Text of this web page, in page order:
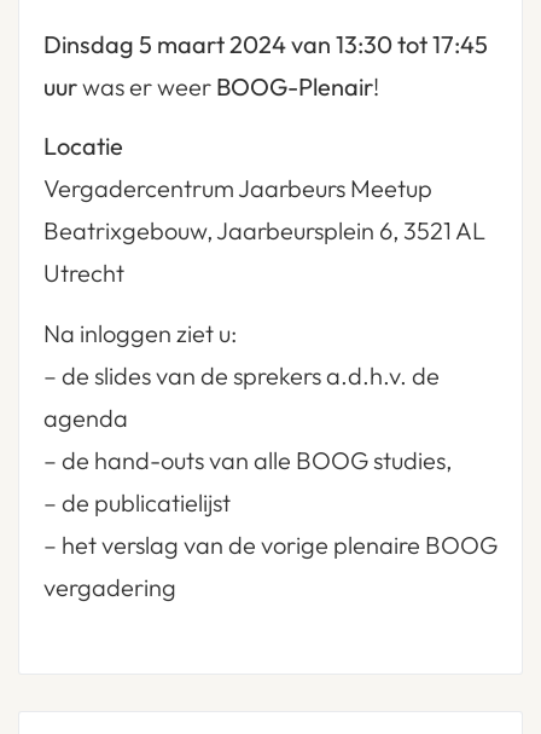
Dinsdag 5 maart 2024 van 13:30 tot 17:45
uurwas er weer BOOG-Plenair!
Locatie
Vergadercentrum Jaarbeurs Meetup
Beatrixgebouw, Jaarbeursplein 6, 3521 AL
Utrecht
Na inloggen ziet u:
– de slides van de sprekers a.d.h.v. de
agenda
– de hand-outs van alle BOOG studies,
– de publicatielijst
– het verslag van de vorige plenaire BOOG
vergadering